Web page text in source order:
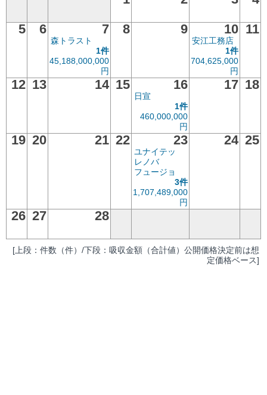
5
6 7
森トラスト
1件
45,188,000,000
円
8 9 10
安江工務店
1件
704,625,000
円
11
12 13 14 15 16
日宣
1件
460,000,000
円
17 18
19 20 21 22 23
ユナイテッ
レノバ
フュージョ
3件
1,707,489,000
円
24 25
26 27 28
[上段：件数（件）/下段：吸収金額（合計値）公開価格決定前は想
定価格ベース]